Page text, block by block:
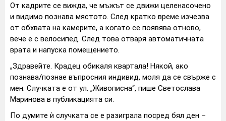
От кадрите се вижда, че мъжът се движи целенасочено
и видимо познава мястото. След кратко време изчезва
от обхвата на камерите, а когато се появява отново,
вече е с велосипед. След това отваря автоматичната
врата и напуска помещението.
„Здравейте. Крадец обикаля квартала! Някой, ако
познава/познае въпросния индивид, моля да се свърже с
мен. Случката е от ул. „Живописна“, пише Светослава
Маринова в публикацията си.
По думите ѝ случката се е разиграла посред бял ден –